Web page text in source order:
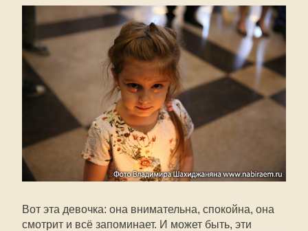
Вот эта девочка: она внимательна, спокойна, она
смотрит и всё запоминает. И может быть, эти